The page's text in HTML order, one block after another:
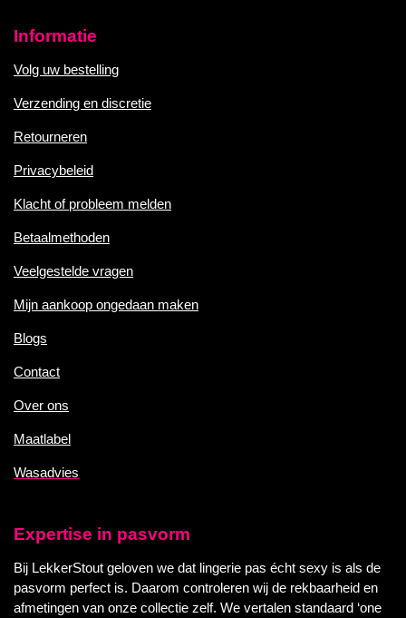
Informatie
Volg uw bestelling
Verzending en discretie
Retourneren
Privacybeleid
Klacht of probleem melden
Betaalmethoden
Veelgestelde vragen
Mijn aankoop ongedaan maken
Blogs
Contact
Over ons
Maatlabel
Wasadvies
Expertise in pasvorm
Bij LekkerStout geloven we dat lingerie pas écht sexy is als de
pasvorm perfect is. Daarom controleren wij de rekbaarheid en
afmetingen van onze collectie zelf. We vertalen standaard ‘one